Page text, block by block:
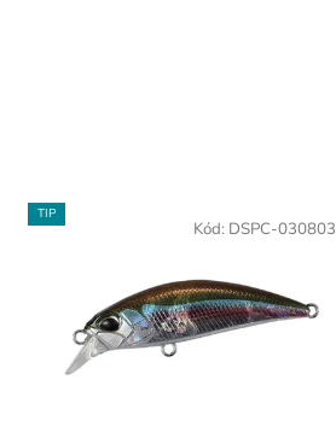
TIP
Kód: DSPC-030803